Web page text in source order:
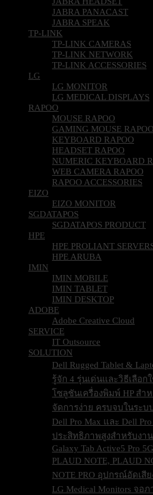
JABRA PANACAST
JABRA SPEAK
TP-LINK
TP-LINK CAMERAS
TP-LINK NETWORK
TP-LINK ACCESSORIES
LG
LG MONITOR
LG MEDICAL DISPLAYS
RAPOO
MOUSE RAPOO
GAMING MOUSE RAPOO
KEYBOARD RAPOO
HEADSET RAPOO
NUMERIC KEYBOARD
WEB CAMERA RAPOO
RAPOO ACCESSORIES
EIZO
EIZO MONITOR
SGDATAPOS
SGDATAPOS PRODUCT
HPE
HPE PROLIANT
HPE ARUBA
IMIN
IMIN MOBILE
IMIN TABLET
IMIN DESKTOP
ADOBE
Adobe Creative Cloud
SERVICE
IT Outsource
SOLUTION
Dell Rugged Tablet &
รู้จัก 4 รุ่นเด่นและวิธีเลือก
โซลูชันเครื่องพิมพ์ HP ส
จัดการง่าย ครบจบในระบ
Dell Pro Max และ Dell
ประสิทธิภาพสูงสำหรับงา
Galaxy Tab Active5 Pro
PLAUD NOTE, PLAUD
NOTE PRO อุปกรณ์อัดเสี
LG Medical Monitors จอ